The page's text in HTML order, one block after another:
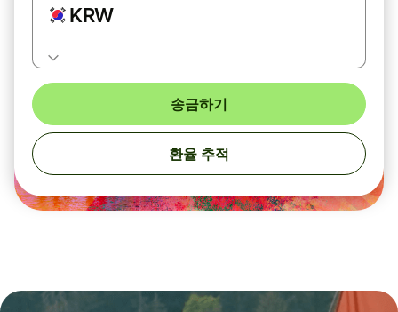
KRW
송금하기
환율 추적